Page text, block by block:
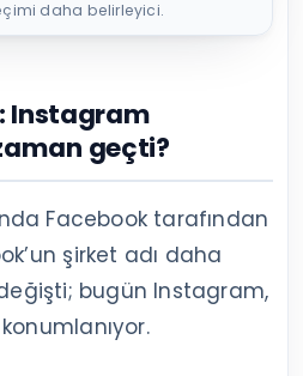
daha belirleyici.
Instagram
geçti?
Facebook tarafından
şirket adı daha
bugün Instagram,